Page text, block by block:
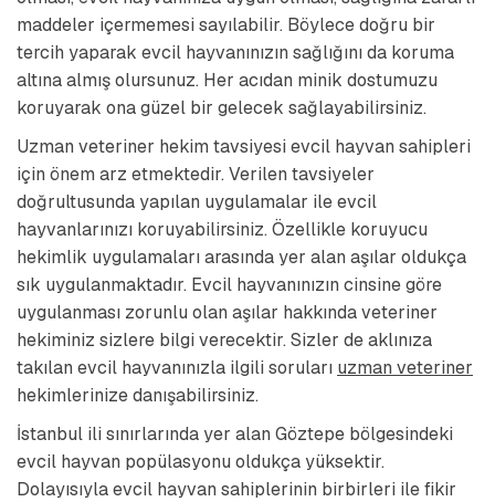
maddeler içermemesi sayılabilir. Böylece doğru bir
tercih yaparak evcil hayvanınızın sağlığını da koruma
altına almış olursunuz. Her acıdan minik dostumuzu
koruyarak ona güzel bir gelecek sağlayabilirsiniz.
Uzman veteriner hekim tavsiyesi evcil hayvan sahipleri
için önem arz etmektedir. Verilen tavsiyeler
doğrultusunda yapılan uygulamalar ile evcil
hayvanlarınızı koruyabilirsiniz. Özellikle koruyucu
hekimlik uygulamaları arasında yer alan aşılar oldukça
sık uygulanmaktadır. Evcil hayvanınızın cinsine göre
uygulanması zorunlu olan aşılar hakkında veteriner
hekiminiz sizlere bilgi verecektir. Sizler de aklınıza
takılan evcil hayvanınızla ilgili soruları uzman veteriner
hekimlerinize danışabilirsiniz.
İstanbul ili sınırlarında yer alan Göztepe bölgesindeki
evcil hayvan popülasyonu oldukça yüksektir.
Dolayısıyla evcil hayvan sahiplerinin birbirleri ile fikir